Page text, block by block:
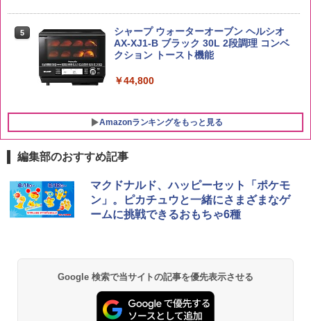
￥20,000
5
シャープ ウォーターオーブン ヘルシオ
AX-XJ1-B ブラック 30L 2段調理 コンベ
クション トースト機能
￥44,800
Amazonランキングをもっと見る
編集部のおすすめ記事
マクドナルド、ハッピーセット「ポケモ
ン」。ピカチュウと一緒にさまざまなゲ
ームに挑戦できるおもちゃ6種
Google 検索で当サイトの記事を優先表示させる